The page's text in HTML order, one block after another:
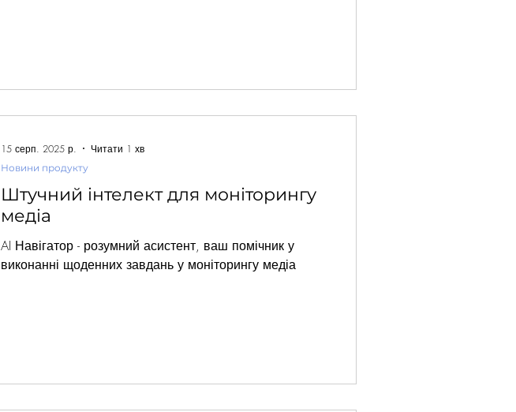
Штучний інтелект для моніторингу
медіа
AI Навігатор - розумний асистент, ваш помічник у
виконанні щоденних завдань у моніторингу медіа
Новини продукту
15 серп. 2025 р. Читати 1 хв